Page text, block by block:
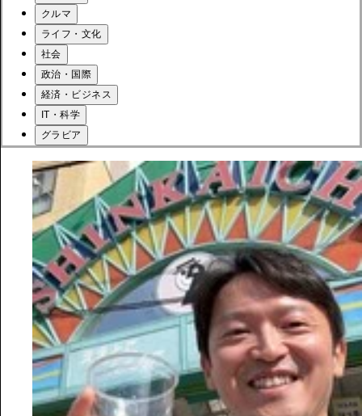
クルマ
ライフ・文化
社会
政治・国際
経済・ビジネス
IT・科学
グラビア